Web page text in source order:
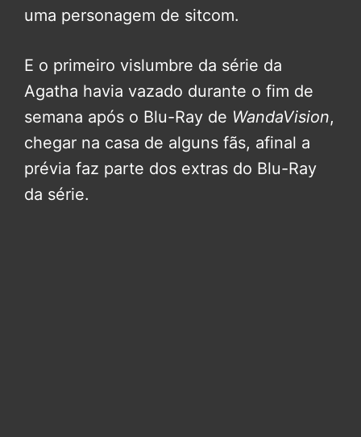
uma personagem de sitcom.
E o primeiro vislumbre da série da
Agatha havia vazado durante o fim de
semana após o Blu-Ray de WandaVision,
chegar na casa de alguns fãs, afinal a
prévia faz parte dos extras do Blu-Ray
da série.